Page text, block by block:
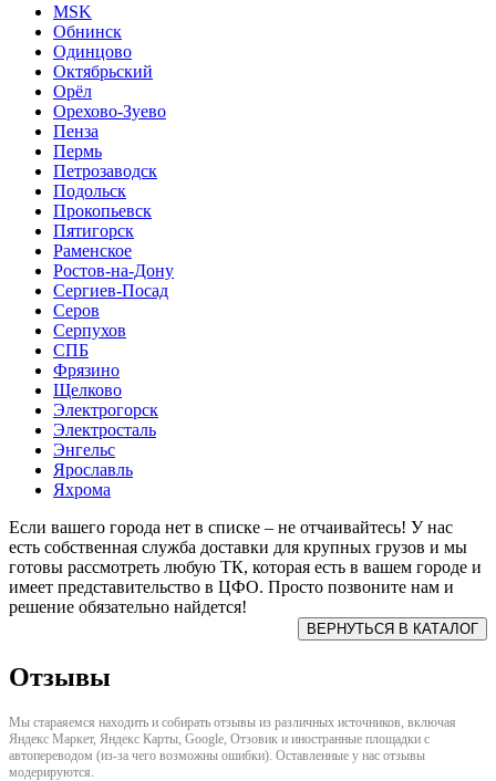
MSK
Обнинск
Одинцово
Октябрьский
Орёл
Орехово-Зуево
Пенза
Пермь
Петрозаводск
Подольск
Прокопьевск
Пятигорск
Раменское
Ростов-на-Дону
Сергиев-Посад
Серов
Серпухов
СПБ
Фрязино
Щелково
Электрогорск
Электросталь
Энгельс
Ярославль
Яхрома
Если вашего города нет в списке – не отчаивайтесь! У нас
есть собственная служба доставки для крупных грузов и мы
готовы рассмотреть любую ТК, которая есть в вашем городе и
имеет представительство в ЦФО. Просто позвоните нам и
решение обязательно найдется!
Отзывы
Мы стараяемся находить и собирать отзывы из различных источников, включая
Яндекс Маркет, Яндекс Карты, Google, Отзовик и иностранные площадки с
автопереводом (из-за чего возможны ошибки). Оставленные у нас отзывы
модерируются.